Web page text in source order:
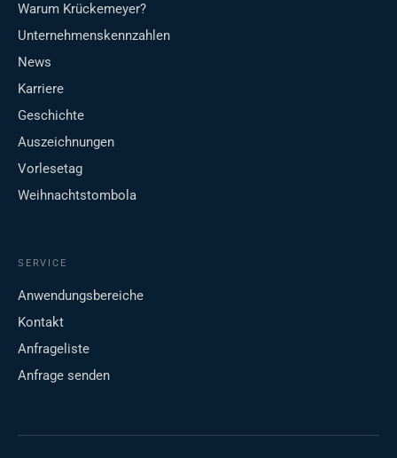
Warum Krückemeyer?
Unternehmenskennzahlen
News
Karriere
Geschichte
Auszeichnungen
Vorlesetag
Weihnachtstombola
SERVICE
Anwendungsbereiche
Kontakt
Anfrageliste
Anfrage senden